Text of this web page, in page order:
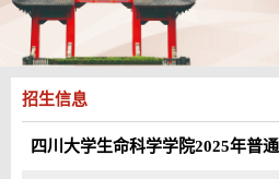
招生信息
四川大学生命科学学院2025年普